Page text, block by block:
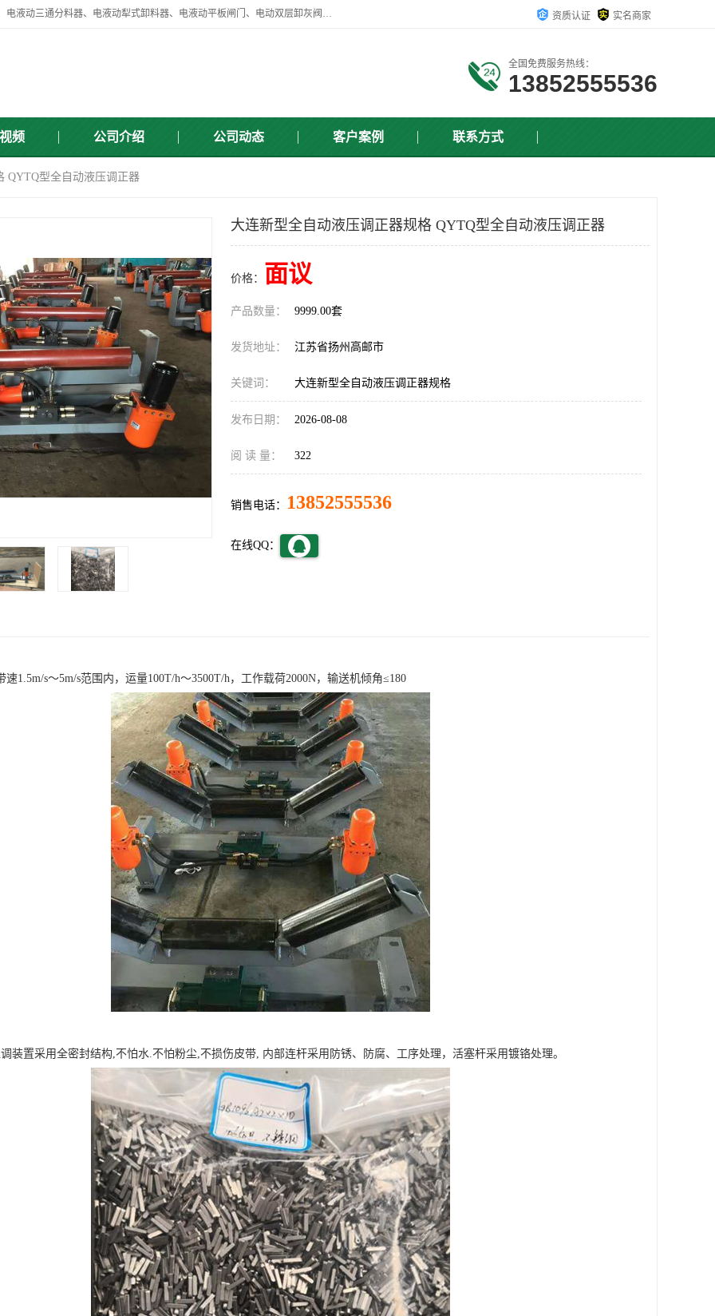
扬州中悦机械有限公司目前主要产品有：全自动液压纠偏器、液压拉紧、电液动三通分料器、电液动犁式卸料器、电液动平板闸门、电动双层卸灰阀、标准件、紧固件、液压泵站、新型电液推杆、皮带全自动液压调正器等，以及除尘通风类百余种产品系列。产品广泛适用于矿山、电力、煤矿、冶金、交通、化工、水利等行业。 资质认证 实名商家
全国免费服务热线：
13852555536
频 公司介绍 公司动态 客户案例 联系方式
QYTQ型全自动液压调正器
大连新型全自动液压调正器规格 QYTQ型全自动液压调正器
价格： 面议
产品数量： 9999.00套
发货地址： 江苏省扬州高邮市
关键词： 大连新型全自动液压调正器规格
发布日期： 2026-08-08
阅 读 量： 322
销售电话： 13852555536
在线QQ：
速1.5m/s～5m/s范围内，运量100T/h～3500T/h，工作载荷2000N，输送机倾角≤180
装置采用全密封结构,不怕水.不怕粉尘,不损伤皮带, 内部连杆采用防锈、防腐、工序处理，活塞杆采用镀铬处理。